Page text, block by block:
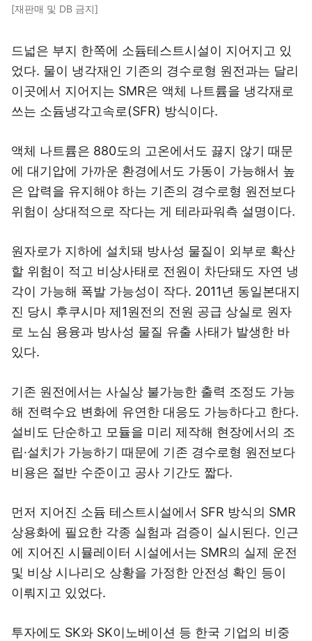
[재판매 및 DB 금지]
드넓은 부지 한쪽에 소듐테스트시설이 지어지고 있
었다. 물이 냉각재인 기존의 경수로형 원전과는 달리
이곳에서 지어지는 SMR은 액체 나트륨을 냉각재로
쓰는 소듐냉각고속로(SFR) 방식이다.
액체 나트륨은 880도의 고온에서도 끓지 않기 때문
에 대기압에 가까운 환경에서도 가동이 가능해서 높
은 압력을 유지해야 하는 기존의 경수로형 원전보다
위험이 상대적으로 작다는 게 테라파워측 설명이다.
원자로가 지하에 설치돼 방사성 물질이 외부로 확산
할 위험이 적고 비상사태로 전원이 차단돼도 자연 냉
각이 가능해 폭발 가능성이 작다. 2011년 동일본대지
진 당시 후쿠시마 제1원전의 전원 공급 상실로 원자
로 노심 용융과 방사성 물질 유출 사태가 발생한 바
있다.
기존 원전에서는 사실상 불가능한 출력 조정도 가능
해 전력수요 변화에 유연한 대응도 가능하다고 한다.
설비도 단순하고 모듈을 미리 제작해 현장에서의 조
립·설치가 가능하기 때문에 기존 경수로형 원전보다
비용은 절반 수준이고 공사 기간도 짧다.
먼저 지어진 소듐 테스트시설에서 SFR 방식의 SMR
상용화에 필요한 각종 실험과 검증이 실시된다. 인근
에 지어진 시뮬레이터 시설에서는 SMR의 실제 운전
및 비상 시나리오 상황을 가정한 안전성 확인 등이
이뤄지고 있었다.
투자에도 SK와 SK이노베이션 등 한국 기업의 비중